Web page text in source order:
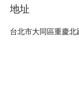
療癒的初體驗。
地址
台北市大同區重慶